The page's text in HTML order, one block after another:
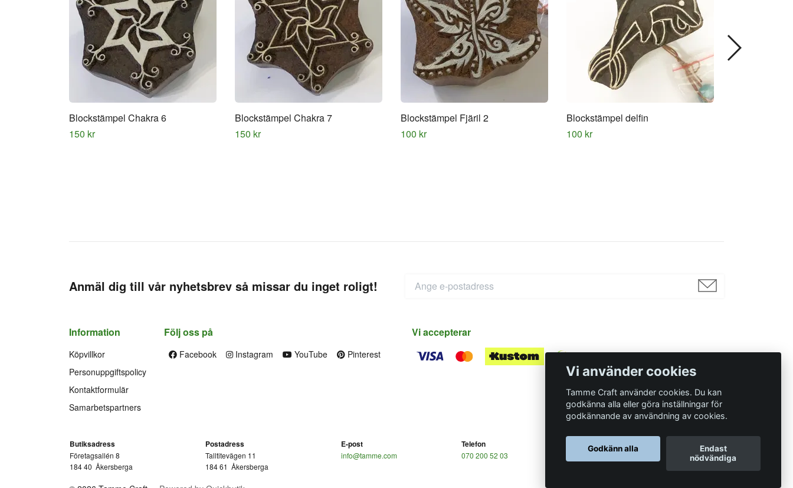
Blockstämpel Chakra 6
150 kr
Blockstämpel Chakra 7
150 kr
Blockstämpel Fjäril 2
100 kr
Blockstämpel delfin
100 kr
Anmäl dig till vår nyhetsbrev så missar du inget roligt!
Information
Köpvillkor
Personuppgiftspolicy
Kontaktformulär
Samarbetspartners
Följ oss på
Facebook Instagram YouTube Pinterest
Vi accepterar
Butiksadress
Företagsallén 8
184 40 Åkersberga
Postadress
Talltitevägen 11
184 61 Åkersberga
E-post
info@tamme.com
Telefon
070 200 52 03
Organisationsnummer
Vi använder cookies
Tamme Craft använder cookies. Du kan
godkänna alla eller göra inställningar för
godkännande av användning av cookies.
Godkänn alla
Endast
nödvändiga